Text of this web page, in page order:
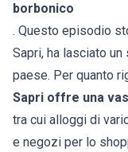
borbonico
. Questo episodio
Sapri, ha lasciato
paese. Per quanto
Sapri offre una
tra cui alloggi di
e negozi per lo